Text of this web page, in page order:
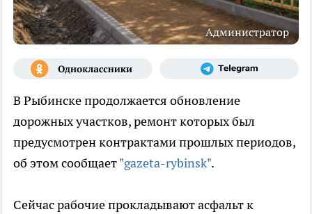
Администратор
В Рыбинске продолжается обновление
дорожных участков, ремонт которых был
предусмотрен контрактами прошлых периодов,
об этом сообщает"gazeta-rybinsk".
Сейчас рабочие прокладывают асфальт к